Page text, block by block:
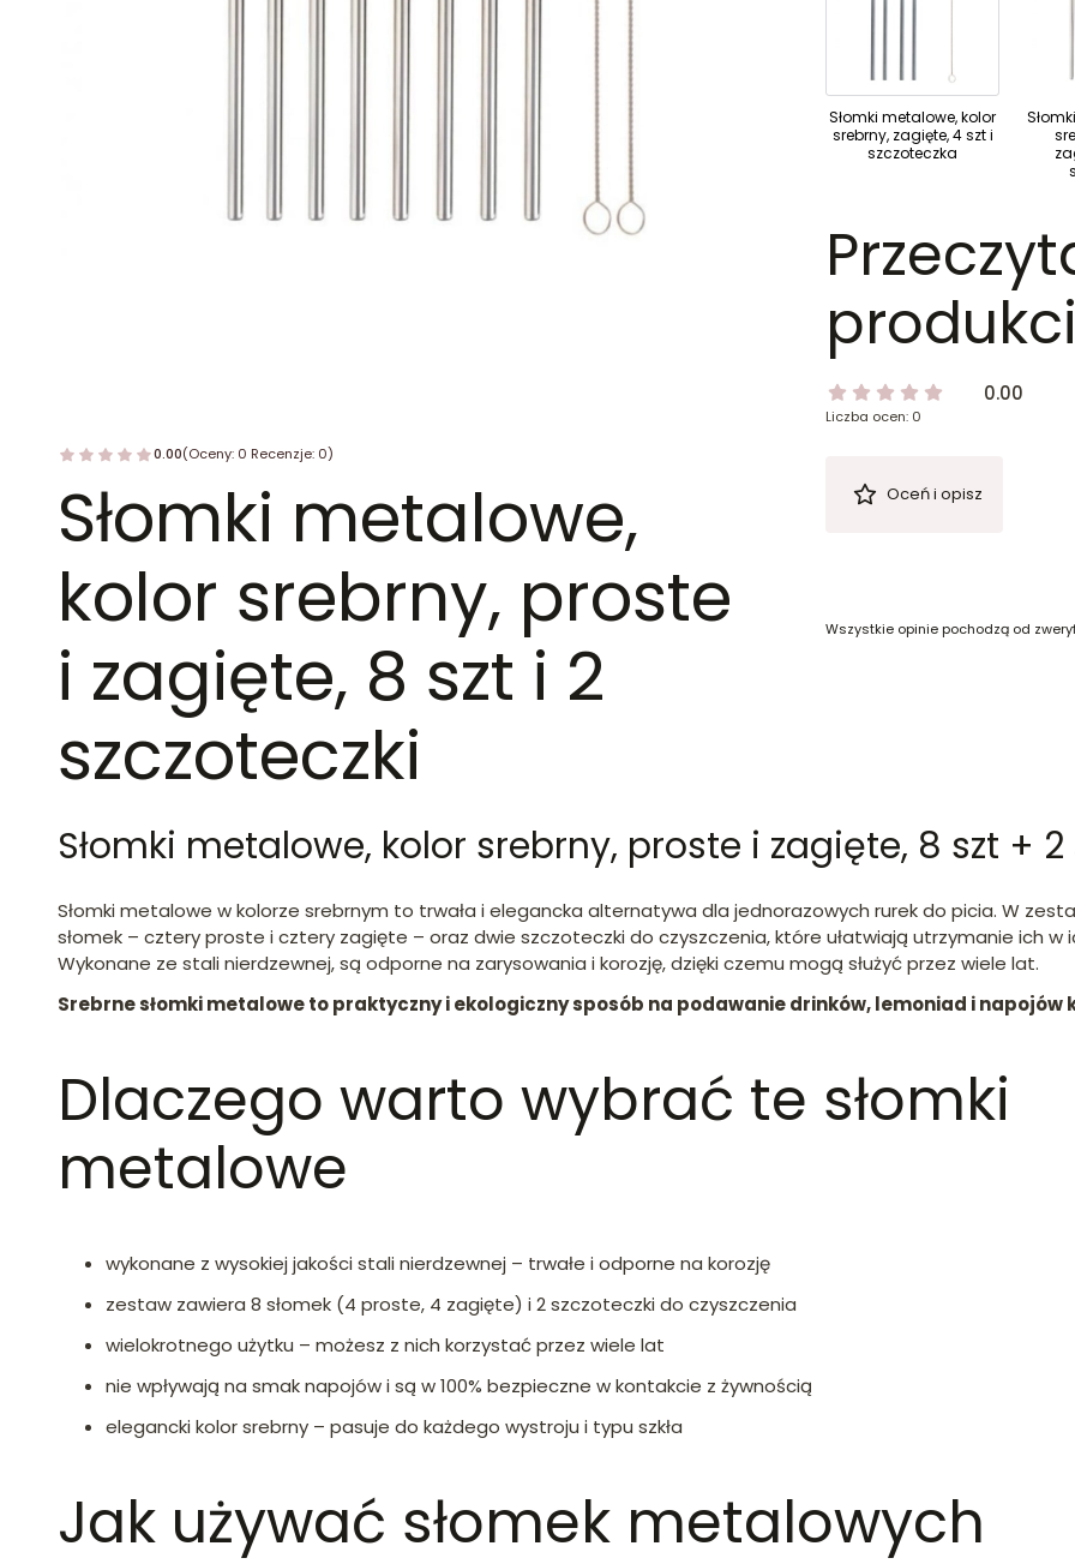
0.00(Oceny: 0 Recenzje: 0)
Słomki metalowe,
kolor srebrny, proste
i zagięte, 8 szt i 2
szczoteczki
Słomki metalowe, kolor
srebrny, zagięte, 4 szt i
szczoteczka
0.00
Liczba ocen: 0
Oceń i opisz
Wszystkie opinie pochodzą od
Słomki metalowe, kolor srebrny, proste i zagięte, 8 szt + 2
Słomki metalowe w kolorze srebrnym to trwała i elegancka alternatywa dla jednorazowych rurek do picia. W
słomek – cztery proste i cztery zagięte – oraz dwie szczoteczki do czyszczenia, które ułatwiają utrzymanie ich w
Wykonane ze stali nierdzewnej, są odporne na zarysowania i korozję, dzięki czemu mogą służyć przez wiele lat.
Srebrne słomki metalowe to praktyczny i ekologiczny sposób na podawanie drinków, lemoniad i napojów
Dlaczego warto wybrać te słomki
metalowe
wykonane z wysokiej jakości stali nierdzewnej – trwałe i odporne na korozję
zestaw zawiera 8 słomek (4 proste, 4 zagięte) i 2 szczoteczki do czyszczenia
wielokrotnego użytku – możesz z nich korzystać przez wiele lat
nie wpływają na smak napojów i są w 100% bezpieczne w kontakcie z żywnością
elegancki kolor srebrny – pasuje do każdego wystroju i typu szkła
Jak używać słomek metalowych